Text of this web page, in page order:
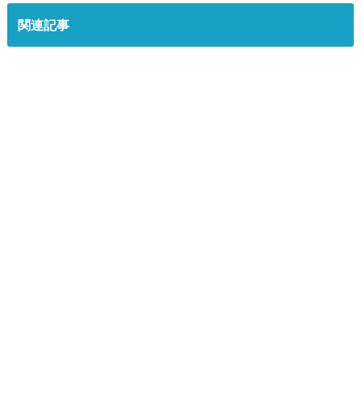
関連記事